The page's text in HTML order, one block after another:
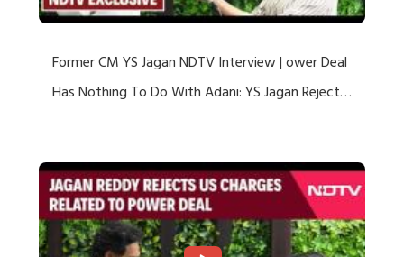
Former CM YS Jagan NDTV Interview | ower Deal
Has Nothing To Do With Adani: YS Jagan Rejects